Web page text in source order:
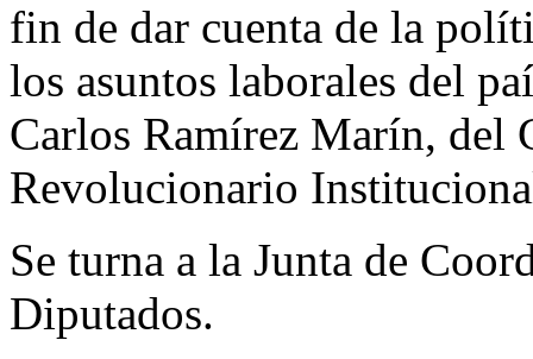
fin de dar cuenta de la
los asuntos laborales del
Carlos Ramírez Marín, del
Revolucionario
Se turna a la Junta de
Diputados.